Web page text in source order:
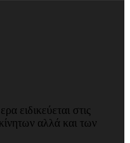
ειδικεύεται στις
αλλά και των